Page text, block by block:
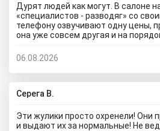
Дурят людей как могут. В салоне
«специалистов - разводяг» со
телефону озвучивают одну цены,
она уже совсем другая и на
соответственно цена на авто
сумму. По телефону озвучивают
подарок, а потом на ваше
жизни не обязательно, если
для жизни. Автомобиль типо
привезут его. Какой будет
автосалоне Авиатор были случаи
06.08.2026
Серега В.
Эти жулики просто охренели!
и выдают их за нормальные! Не